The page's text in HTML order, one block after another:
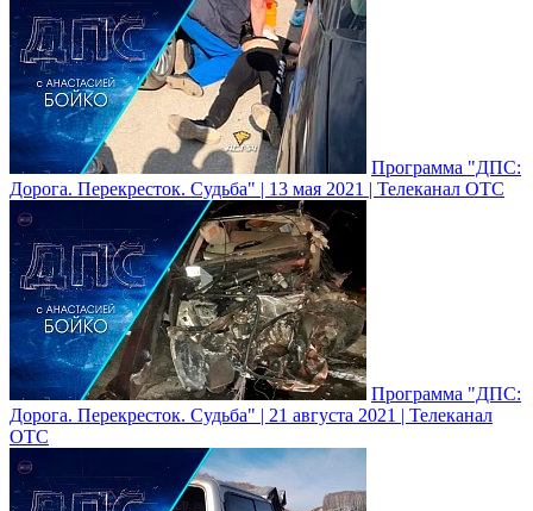
Программа "ДПС:
Дорога. Перекресток. Судьба" | 13 мая 2021 | Телеканал ОТС
Программа "ДПС:
Дорога. Перекресток. Судьба" | 21 августа 2021 | Телеканал
ОТС